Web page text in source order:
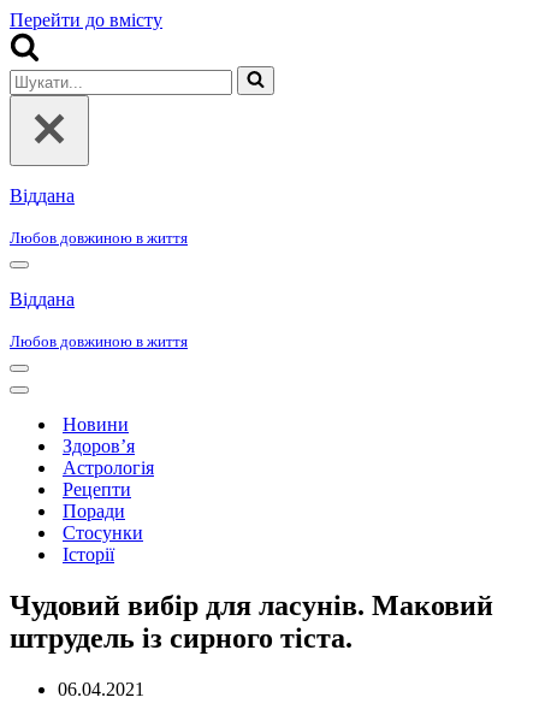
Перейти до вмісту
Шукати...
Віддана
Любов довжиною в життя
Меню
навігації
Віддана
Любов довжиною в життя
Меню
навігації
Меню
навігаціїНовини
Здоров’я
Астрологія
Рецепти
Поради
Стосунки
Історії
Чудовий вибір для ласунів. Маковий
штрудель із сирного тіста.
06.04.2021